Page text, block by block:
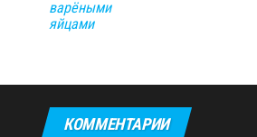
варёными
яйцами
КОММЕНТАРИИ